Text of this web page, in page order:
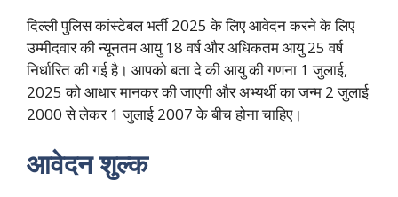
दिल्ली पुलिस कांस्टेबल भर्ती 2025 के लिए आवेदन करने के लिए
उम्मीदवार की न्यूनतम आयु 18 वर्ष और अधिकतम आयु 25 वर्ष
निर्धारित की गई है। आपको बता दे की आयु की गणना 1 जुलाई,
2025 को आधार मानकर की जाएगी और अभ्यर्थी का जन्म 2 जुलाई
2000 से लेकर 1 जुलाई 2007 के बीच होना चाहिए।
आवेदन शुल्क